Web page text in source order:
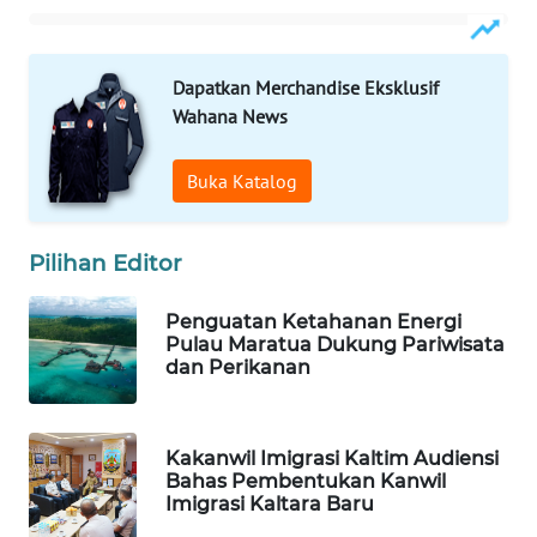
Dapatkan Merchandise Eksklusif
Wahana News
Buka Katalog
Pilihan Editor
Penguatan Ketahanan Energi
Pulau Maratua Dukung Pariwisata
dan Perikanan
Kakanwil Imigrasi Kaltim Audiensi
Bahas Pembentukan Kanwil
Imigrasi Kaltara Baru
WAHANA
SPORT
WAHANA
UMKM
WAHANA
SELEB
WAHANA
PERSONA
WAHANA
OTOMOTIF
WAHANA
HEALTH